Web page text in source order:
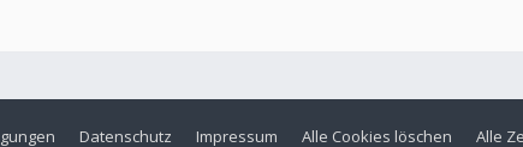
Alle
Alle Cookies löschen
Impressum
Datenschutz